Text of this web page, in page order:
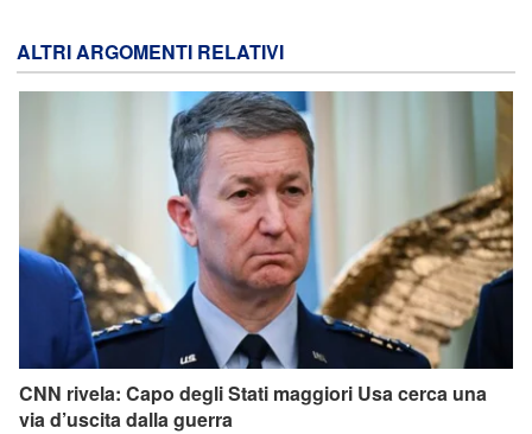
ALTRI ARGOMENTI RELATIVI
CNN rivela: Capo degli Stati maggiori Usa cerca una
via d’uscita dalla guerra